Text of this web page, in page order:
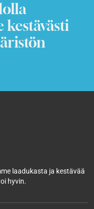
laadukasta ja kestävää
hyvin.